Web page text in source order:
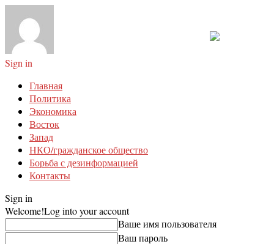
Sign in
Главная
Политика
Экономика
Восток
Запад
НКО/гражданское общество
Борьба с дезинформацией
Контакты
Sign in
Welcome!Log into your account
Ваше имя пользователя
Ваш пароль